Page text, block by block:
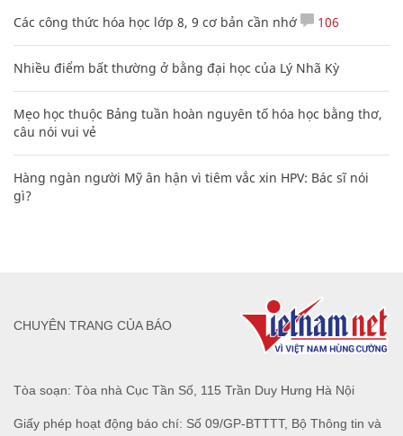
Các công thức hóa học lớp 8, 9 cơ bản cần nhớ 106
Nhiều điểm bất thường ở bằng đại học của Lý Nhã Kỳ
Mẹo học thuộc Bảng tuần hoàn nguyên tố hóa học bằng thơ,
câu nói vui vẻ
Hàng ngàn người Mỹ ân hận vì tiêm vắc xin HPV: Bác sĩ nói
gì?
Tòa soạn: Tòa nhà Cục Tần Số, 115 Trần Duy Hưng Hà Nội
Giấy phép hoạt động báo chí: Số 09/GP-BTTTT, Bộ Thông tin và
CHUYÊN TRANG CỦA BÁO